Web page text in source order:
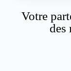
Votre
des